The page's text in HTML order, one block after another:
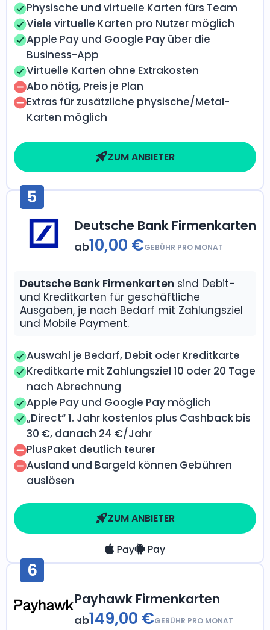
Physische und virtuelle Karten fürs Team
Viele virtuelle Karten pro Nutzer möglich
Apple Pay und Google Pay über die
Business-App
Virtuelle Karten ohne Extrakosten
Abo nötig, Preis je Plan
Extras für zusätzliche physische/Metal-
Karten möglich
ZUM ANBIETER
5
Deutsche Bank Firmenkarten
ab10,00 €GEBÜHR PRO MONAT
Deutsche Bank Firmenkarten sind Debit-
und Kreditkarten für geschäftliche
Ausgaben, je nach Bedarf mit Zahlungsziel
und Mobile Payment.
Auswahl je Bedarf, Debit oder Kreditkarte
Kreditkarte mit Zahlungsziel 10 oder 20 Tage
nach Abrechnung
Apple Pay und Google Pay möglich
„Direct“ 1. Jahr kostenlos plus Cashback bis
30 €, danach 24 €/Jahr
PlusPaket deutlich teurer
Ausland und Bargeld können Gebühren
auslösen
ZUM ANBIETER
6
Payhawk Firmenkarten
ab149,00 €GEBÜHR PRO MONAT